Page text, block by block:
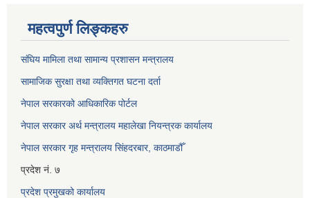
महत्वपुर्ण लिङ्कहरु
संघिय मामिला तथा सामान्य प्रशासन मन्त्रालय
सामाजिक सुरक्षा तथा व्यक्तिगत घटना दर्ता
नेपाल सरकारको आधिकारिक पोर्टल
नेपाल सरकार अर्थ मन्त्रालय महालेखा नियन्त्रक कार्यालय
नेपाल सरकार गृह मन्त्रालय सिंहदरबार, काठमाडौँ
प्रदेश नं. ७
प्रदेश प्रमुखको कार्यालय